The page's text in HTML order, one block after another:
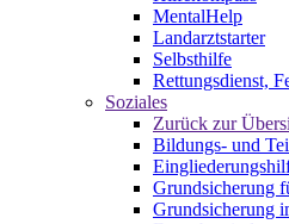
MentalHelp
Landarztstarter
Selbsthilfe
Rettungsdienst,
Soziales
Zurück zur
Bildungs- und
Grundsicherung
Grundsicherung